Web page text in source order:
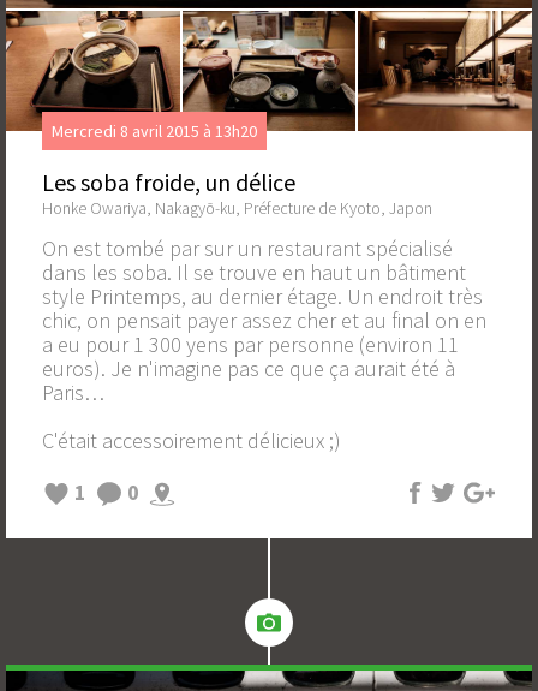
Mercredi 8 avril 2015 à 13h20
Les soba froide, un délice
Honke Owariya, Nakagyō-ku, Préfecture de Kyoto, Japon
On est tombé par sur un restaurant spécialisé
dans les soba. Il se trouve en haut un bâtiment
style Printemps, au dernier étage. Un endroit très
chic, on pensait payer assez cher et au final on en
a eu pour 1 300 yens par personne (environ 11
euros). Je n'imagine pas ce que ça aurait été à
Paris…
C'était accessoirement délicieux ;)
1
0